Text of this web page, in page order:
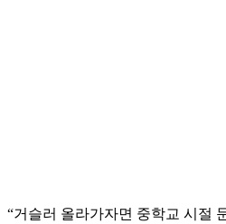
“거슬러 올라가자면 중학교 시절